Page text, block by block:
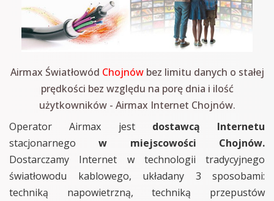
Airmax Światłowód Chojnówbez limitu danych o stałej
prędkości bez względu na porę dnia i ilość
użytkowników - Airmax Internet Chojnów.
Operator Airmax jest dostawcą Internetu
stacjonarnegow miejscowości Chojnów.
Dostarczamy Internet w technologii tradycyjnego
światłowodu kablowego, układany 3 sposobami:
techniką napowietrzną, techniką przepustów